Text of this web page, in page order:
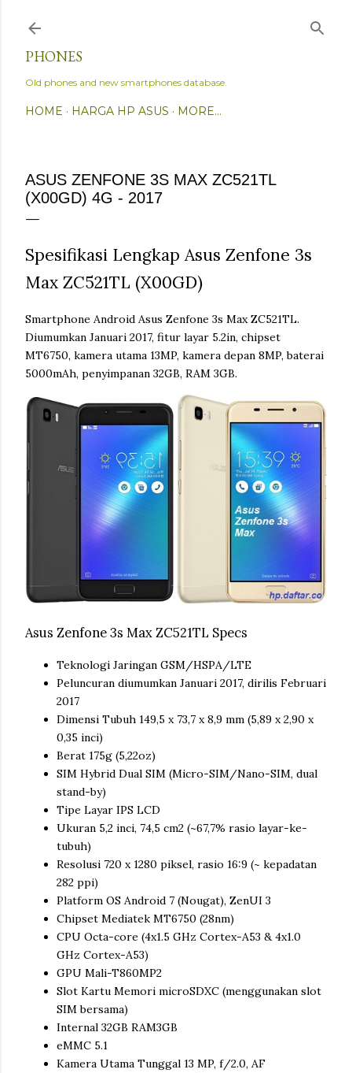
PHONES
Old phones and new smartphones database.
HOME HARGA HP ASUS MORE…
ASUS ZENFONE 3S MAX ZC521TL
(X00GD) 4G - 2017
Spesifikasi Lengkap Asus Zenfone 3s
Max ZC521TL (X00GD)
Smartphone Android Asus Zenfone 3s Max ZC521TL.
Diumumkan Januari 2017, fitur layar 5.2in, chipset
MT6750, kamera utama 13MP, kamera depan 8MP, baterai
5000mAh, penyimpanan 32GB, RAM 3GB.
Asus Zenfone 3s Max ZC521TL Specs
Teknologi Jaringan GSM/HSPA/LTE
Peluncuran diumumkan Januari 2017, dirilis Februari
2017
Dimensi Tubuh 149,5 x 73,7 x 8,9 mm (5,89 x 2,90 x
0,35 inci)
Berat 175g (5,22oz)
SIM Hybrid Dual SIM (Micro-SIM/Nano-SIM, dual
stand-by)
Tipe Layar IPS LCD
Ukuran 5,2 inci, 74,5 cm2 (~67,7% rasio layar-ke-
tubuh)
Resolusi 720 x 1280 piksel, rasio 16:9 (~ kepadatan
282 ppi)
Platform OS Android 7 (Nougat), ZenUI 3
Chipset Mediatek MT6750 (28nm)
CPU Octa-core (4x1.5 GHz Cortex-A53 & 4x1.0
GHz Cortex-A53)
GPU Mali-T860MP2
Slot Kartu Memori microSDXC (menggunakan slot
SIM bersama)
Internal 32GB RAM3GB
eMMC 5.1
Kamera Utama Tunggal 13 MP, f/2.0, AF